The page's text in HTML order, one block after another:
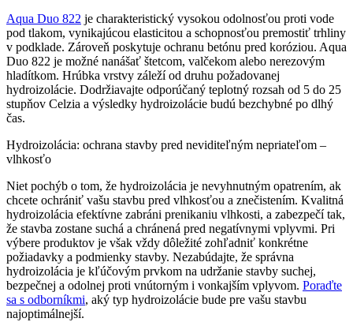
Aqua Duo 822 je charakteristický vysokou odolnosťou proti vode
pod tlakom, vynikajúcou elasticitou a schopnosťou premostiť trhliny
v podklade. Zároveň poskytuje ochranu betónu pred koróziou. Aqua
Duo 822 je možné nanášať štetcom, valčekom alebo nerezovým
hladítkom. Hrúbka vrstvy záleží od druhu požadovanej
hydroizolácie. Dodržiavajte odporúčaný teplotný rozsah od 5 do 25
stupňov Celzia a výsledky hydroizolácie budú bezchybné po dlhý
čas.
Hydroizolácia: ochrana stavby pred neviditeľným nepriateľom –
vlhkosťo
Niet pochýb o tom, že hydroizolácia je nevyhnutným opatrením, ak
chcete ochrániť vašu stavbu pred vlhkosťou a znečistením. Kvalitná
hydroizolácia efektívne zabráni prenikaniu vlhkosti, a zabezpečí tak,
že stavba zostane suchá a chránená pred negatívnymi vplyvmi. Pri
výbere produktov je však vždy dôležité zohľadniť konkrétne
požiadavky a podmienky stavby. Nezabúdajte, že správna
hydroizolácia je kľúčovým prvkom na udržanie stavby suchej,
bezpečnej a odolnej proti vnútorným i vonkajším vplyvom. Poraďte
sa s odborníkmi, aký typ hydroizolácie bude pre vašu stavbu
najoptimálnejší.